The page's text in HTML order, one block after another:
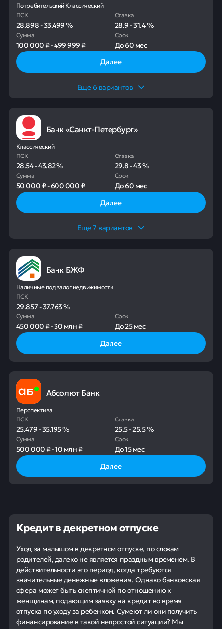
Потребительский Классический
ПСК
28.898-33.499%
Ставка
28.9-31.4%
Сумма
100 000 ₽-499 999 ₽
Срок
До60 мес
Далее
Еще6 вариантов
Банк «Санкт-Петербург»
Классический
ПСК
28.54-43.82%
Ставка
29.8-43%
Сумма
50 000 ₽-600 000 ₽
Срок
До60 мес
Далее
Еще7 вариантов
Банк БЖФ
Наличные под залог недвижимости
ПСК
29.857-37.763%
Сумма
450 000 ₽-30 млн ₽
Срок
До25 мес
Далее
Абсолют Банк
Перспектива
ПСК
25.479-35.195%
Ставка
25.5-25.5%
Сумма
500 000 ₽-10 млн ₽
Срок
До15 мес
Далее
Кредит в декретном отпуске
Уход за малышом в декретном отпуске, по словам
родителей, далеко не является праздным временем. В
действительности это период, когда требуются
значительные денежные вложения. Однако банковская
сфера может быть скептичной по отношению к
женщинам, подающим заявку на кредит во время
отпуска по уходу за ребенком. Сумеют ли они получить
финансирование в такой непростой ситуации? Мы